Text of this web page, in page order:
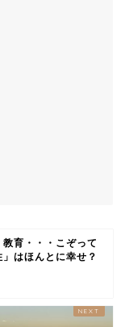
育・・・こぞって
はほんとに幸せ？